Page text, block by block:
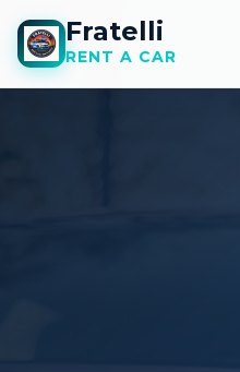
Fratelli
RENT A CAR